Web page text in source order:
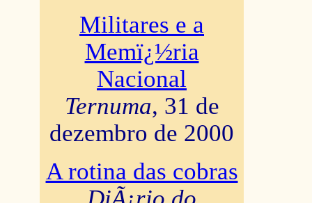
Militares e a
Memï¿½ria
Nacional
Ternuma, 31 de
dezembro de 2000
A rotina das cobras